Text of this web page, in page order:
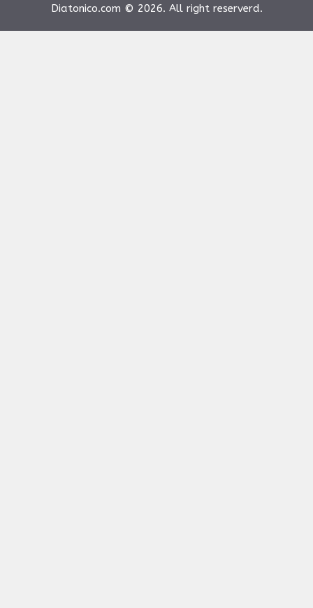
Diatonico.com © 2026. All right reserverd.